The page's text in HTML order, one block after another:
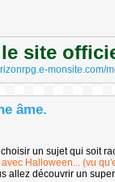
site
âme.
un sujet qui soit
Halloween... (vu
allez découvrir un